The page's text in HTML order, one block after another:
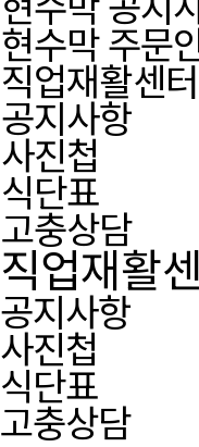
현수막 공지
현수막 주문
직업재활센
공지사항
사진첩
식단표
고충상담
직업재활
공지사항
사진첩
식단표
고충상담